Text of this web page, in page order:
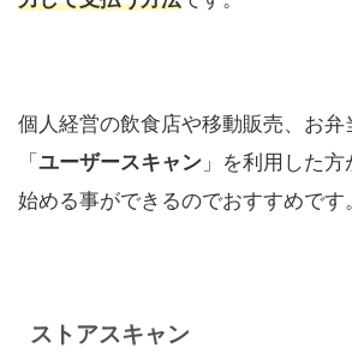
個人経営の飲食店や移動販売、お弁
「ユーザースキャン 」を利用した
始める事ができるのでおすすめです。
ストアスキャン